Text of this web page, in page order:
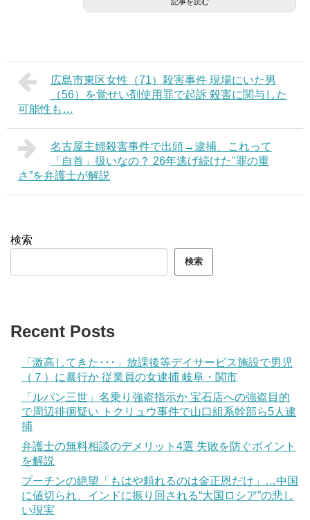
広島市東区女性（71）殺害事件 現場にいた男
（56）を覚せい剤使用罪で起訴 殺害に関与した
可能性も…
名古屋主婦殺害事件で出頭→逮捕、これって
「自首」扱いなの？ 26年逃げ続けた"罪の重
さ”を弁護士が解説
検索
検索
Recent Posts
「激高してきた･･･」放課後等デイサービス施設で男児
（７）に暴行か 従業員の女逮捕 岐阜・関市
「ルパン三世」名乗り強盗指示か 宝石店への強盗目的
で周辺徘徊疑い トクリュウ事件で山口組系幹部ら5人逮
捕
弁護士の無料相談のデメリット4選 失敗を防ぐポイント
を解説
プーチンの絶望「もはや頼れるのは金正恩だけ」…中国
に値切られ、インドに振り回される“大国ロシア”の悲し
い現実